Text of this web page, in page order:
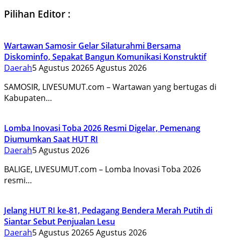
Pilihan Editor :
Wartawan Samosir Gelar Silaturahmi Bersama
Diskominfo, Sepakat Bangun Komunikasi Konstruktif
Daerah5 Agustus 20265 Agustus 2026
SAMOSIR, LIVESUMUT.com – Wartawan yang bertugas di
Kabupaten…
Lomba Inovasi Toba 2026 Resmi Digelar, Pemenang
Diumumkan Saat HUT RI
Daerah5 Agustus 2026
BALIGE, LIVESUMUT.com – Lomba Inovasi Toba 2026
resmi…
Jelang HUT RI ke-81, Pedagang Bendera Merah Putih di
Siantar Sebut Penjualan Lesu
Daerah5 Agustus 20265 Agustus 2026